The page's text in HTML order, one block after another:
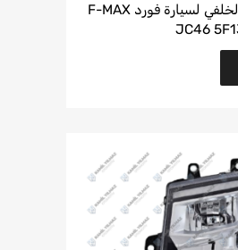
نظام التعليق الخلفي لسيارة فورد F-MAX